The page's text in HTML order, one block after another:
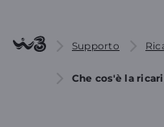
Supporto
Che cos'è la